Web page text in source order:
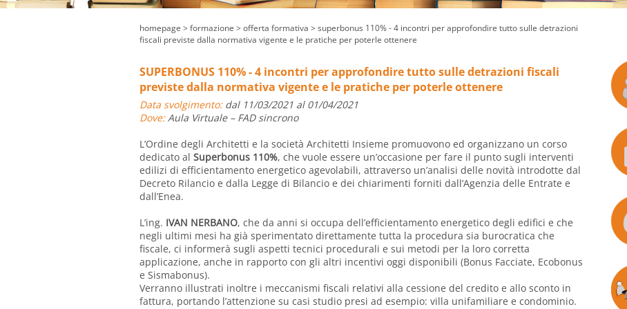
homepage > formazione > offerta formativa > superbonus 110% - 4 incontri per approfondire tutto sulle detrazioni
fiscali previste dalla normativa vigente e le pratiche per poterle ottenere
SUPERBONUS 110% - 4 incontri per approfondire tutto sulle detrazioni fiscali
previste dalla normativa vigente e le pratiche per poterle ottenere
Data svolgimento:dal 11/03/2021 al 01/04/2021
Dove:Aula Virtuale – FAD sincrono
L’Ordine degli Architetti e la società Architetti Insieme promuovono ed organizzano un corso
dedicato al Superbonus 110%, che vuole essere un’occasione per fare il punto sugli interventi
edilizi di efficientamento energetico agevolabili, attraverso un’analisi delle novità introdotte dal
Decreto Rilancio e dalla Legge di Bilancio e dei chiarimenti forniti dall’Agenzia delle Entrate e
dall’Enea.
L’ing. IVAN NERBANO, che da anni si occupa dell’efficientamento energetico degli edifici e che
negli ultimi mesi ha già sperimentato direttamente tutta la procedura sia burocratica che
fiscale, ci informerà sugli aspetti tecnici procedurali e sui metodi per la loro corretta
applicazione, anche in rapporto con gli altri incentivi oggi disponibili (Bonus Facciate, Ecobonus
e Sismabonus).
Verranno illustrati inoltre i meccanismi fiscali relativi alla cessione del credito e allo sconto in
fattura, portando l’attenzione su casi studio presi ad esempio: villa unifamiliare e condominio.